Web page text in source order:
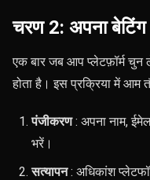
चरण 2: अपना बेटिंग
एक बार जब आप प्लेटफ़ॉर्म चुन
होता है। इस प्रक्रिया में आम
पंजीकरण: अपना नाम,
भरें।
सत्यापन: अधिकांश